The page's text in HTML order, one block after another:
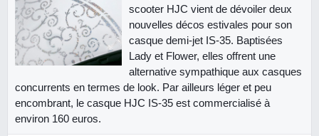
scooter HJC vient de dévoiler deux
nouvelles décos estivales pour son
casque demi-jet IS-35. Baptisées
Lady et Flower, elles offrent une
alternative sympathique aux casques
concurrents en termes de look. Par ailleurs léger et peu
encombrant, le casque HJC IS-35 est commercialisé à
environ 160 euros.